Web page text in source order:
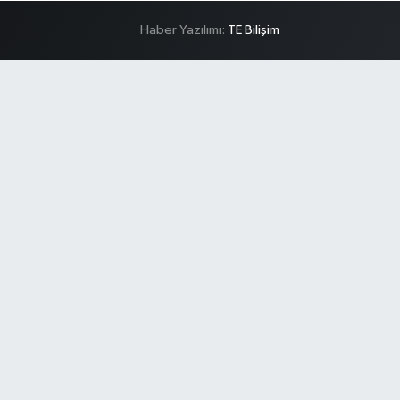
Haber Yazılımı: TE Bilişim